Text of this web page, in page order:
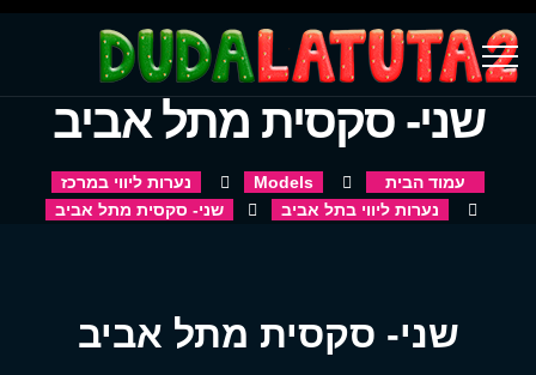
שני- סקסית מתל אביב
עמוד הבית Models
נערות ליווי במרכז
נערות ליווי בתל אביב
שני- סקסית מתל אביב
שני- סקסית מתל אביב